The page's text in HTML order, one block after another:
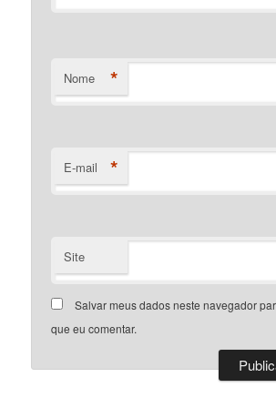
Nome *
E-mail *
Site
Salvar meus dados neste navegador
que eu comentar.